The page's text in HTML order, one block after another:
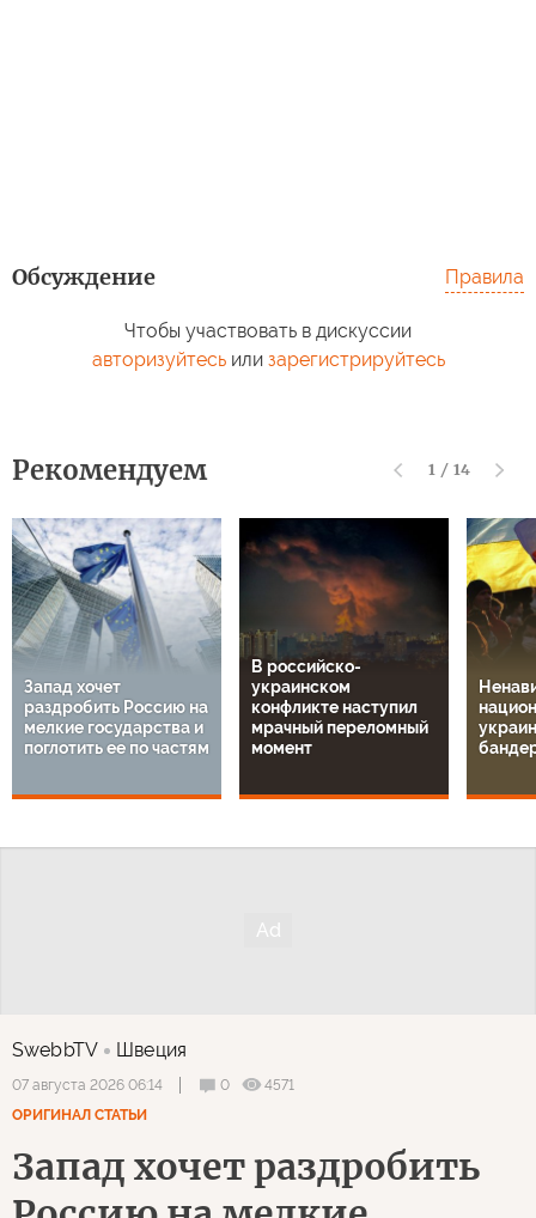
Обсуждение Правила
Чтобы участвовать в дискуссии
авторизуйтесьили зарегистрируйтесь
Рекомендуем 1 / 14
Запад хочет
раздробить Россию на
мелкие государства и
поглотить ее по частям
В российско-
украинском
конфликте наступил
мрачный переломный
момент
SwebbTV Швеция
07 августа 2026 06:14 0
4571
ОРИГИНАЛ СТАТЬИ
Запад хочет раздробить